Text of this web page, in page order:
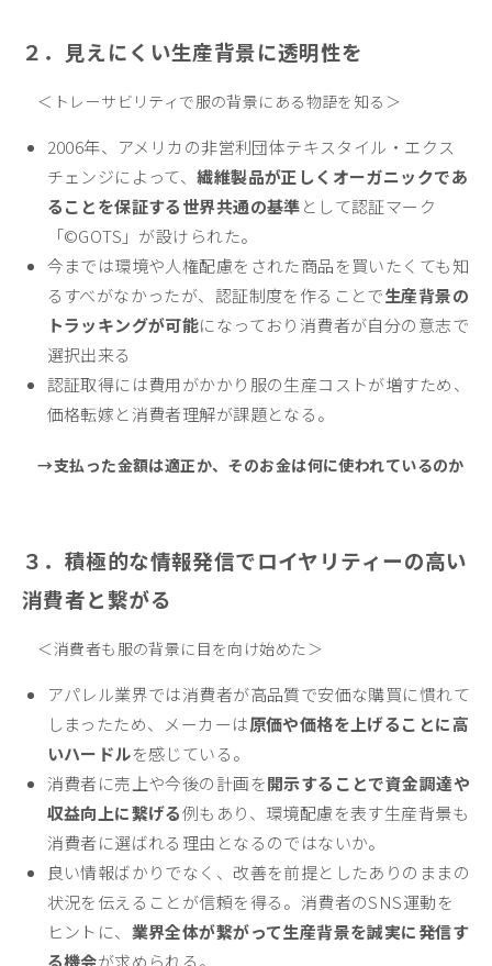
２．見えにくい生産背景に透明性を
＜トレーサビリティで服の背景にある物語を知る＞
2006年、アメリカの非営利団体テキスタイル・エクス
チェンジによって、繊維製品が正しくオーガニックであ
ることを保証する世界共通の基準として認証マーク
「©GOTS」が設けられた。
今までは環境や人権配慮をされた商品を買いたくても知
るすべがなかったが、認証制度を作ることで生産背景の
トラッキングが可能になっており消費者が自分の意志で
選択出来る
認証取得には費用がかかり服の生産コストが増すため、
価格転嫁と消費者理解が課題となる。
→支払った金額は適正か、そのお金は何に使われているのか
３．積極的な情報発信でロイヤリティーの高い
消費者と繋がる
＜消費者も服の背景に目を向け始めた＞
アパレル業界では消費者が高品質で安価な購買に慣れて
しまったため、メーカーは原価や価格を上げることに高
いハードルを感じている。
消費者に売上や今後の計画を開示することで資金調達や
収益向上に繋げる例もあり、環境配慮を表す生産背景も
消費者に選ばれる理由となるのではないか。
良い情報ばかりでなく、改善を前提としたありのままの
状況を伝えることが信頼を得る。消費者のSNS運動を
ヒントに、 業界全体が繋がって生産背景を誠実に発信す